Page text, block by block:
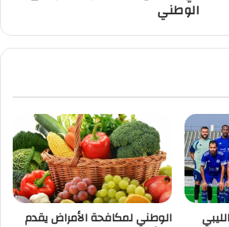
الوطني
الوطني لمكافحة الأمراض يقدم